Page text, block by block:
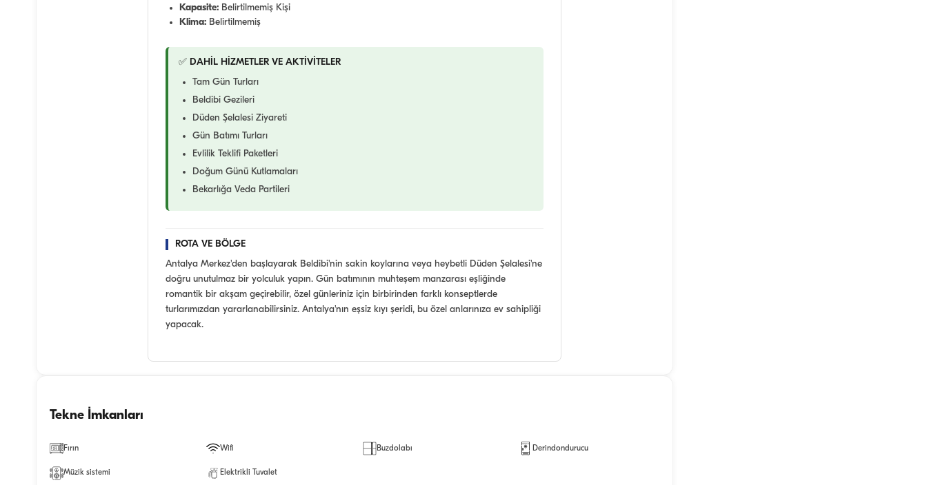
Kapasite: Belirtilmemiş Kişi
Klima: Belirtilmemiş
✅ DAHİL HİZMETLER VE AKTİVİTELER
Tam Gün Turları
Beldibi Gezileri
Düden Şelalesi Ziyareti
Gün Batımı Turları
Evlilik Teklifi Paketleri
Doğum Günü Kutlamaları
Bekarlığa Veda Partileri
ROTA VE BÖLGE
Antalya Merkez'den başlayarak Beldibi'nin sakin koylarına veya heybetli Düden Şelalesi'ne
doğru unutulmaz bir yolculuk yapın. Gün batımının muhteşem manzarası eşliğinde
romantik bir akşam geçirebilir, özel günleriniz için birbirinden farklı konseptlerde
turlarımızdan yararlanabilirsiniz. Antalya'nın eşsiz kıyı şeridi, bu özel anlarınıza ev sahipliği
yapacak.
Tekne İmkanları
Fırın Wifi Buzdolabı Derindondurucu
Müzik sistemi Elektrikli Tuvalet